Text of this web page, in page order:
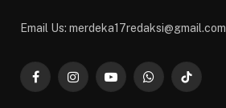
Email Us: merdeka17redaksi@gmail.com
FacebookInstagramYouTubeWhatsAppTikTok